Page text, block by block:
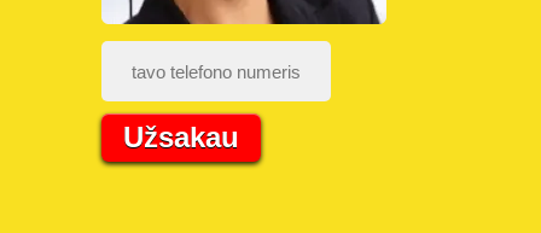
Užsakau